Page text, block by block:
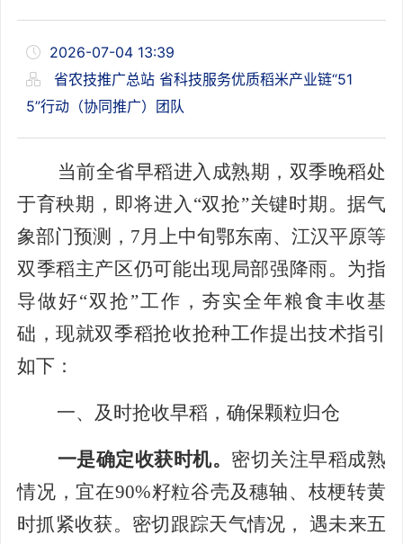
2026-07-04 13:39
省农技推广总站 省科技服务优质稻米产业链“51
5”行动（协同推广）团队
当前全省早稻进入成熟期，双季晚稻处
于育秧期，即将进入 “双抢”关键时期。据气
象部门预测， 7月 上中旬鄂东南、江汉平原等
双季稻主产区仍可能出现局部强降雨。为指
导做好“双抢”工作，夯实全年粮食丰收基
础，现就双季稻抢收抢种工作提出技术指引
如下：
一、及时抢收早稻，确保颗粒归仓
一是确定收获时机。 密切关注早稻成熟
情况，宜在90%籽粒谷壳及穗轴、枝梗转黄
时抓紧收获。 密切跟踪天气情况，
遇未来五